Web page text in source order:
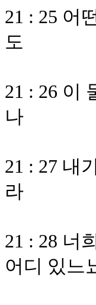
21 : 25 어
도
21 : 26 이
나
21 : 27 내
라
21 : 28 너
어디 있느